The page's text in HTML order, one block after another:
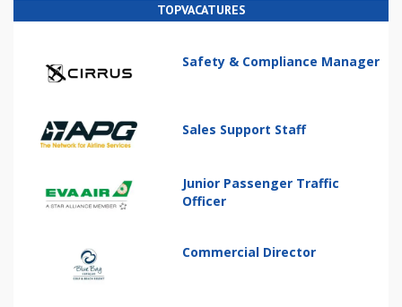
TOPVACATURES
Safety & Compliance Manager
Sales Support Staff
Junior Passenger Traffic
Officer
Commercial Director